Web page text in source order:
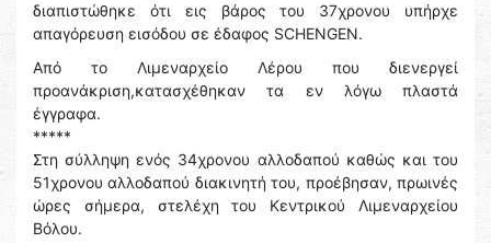
διαπιστώθηκε ότι εις βάρος του 37χρονου υπήρχε
απαγόρευση εισόδου σε έδαφος SCHENGEN.
Από το Λιμεναρχείο Λέρου που διενεργεί
προανάκριση,κατασχέθηκαν τα εν λόγω πλαστά
έγγραφα.
*****
Στη σύλληψη ενός 34χρονου αλλοδαπού καθώς και του
51χρονου αλλοδαπού διακινητή του, προέβησαν, πρωινές
ώρες σήμερα, στελέχη του Κεντρικού Λιμεναρχείου
Βόλου.